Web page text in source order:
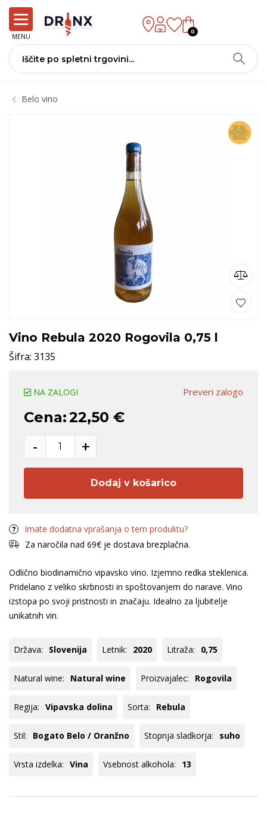
MENU
0
Belo vino
Vino Rebula 2020 Rogovila 0,75 l
Šifra: 3135
Preveri zalogo
NA ZALOGI
Cena:22,50 €
- +
Dodaj v košarico
Imate dodatna vprašanja o tem produktu?
Za naročila nad 69€ je dostava brezplačna.
Odlično biodinamično vipavsko vino. Izjemno redka steklenica.
Pridelano z veliko skrbnosti in spoštovanjem do narave. Vino
izstopa po svoji pristnosti in značaju. Idealno za ljubitelje
unikatnih vin.
Država: Slovenija Letnik: 2020 Litraža: 0,75
Natural wine: Natural wine Proizvajalec: Rogovila
Regija: Vipavska dolina Sorta: Rebula
Stil: Bogato Belo / Oranžno Stopnja sladkorja: suho
Vrsta izdelka: Vina Vsebnost alkohola: 13